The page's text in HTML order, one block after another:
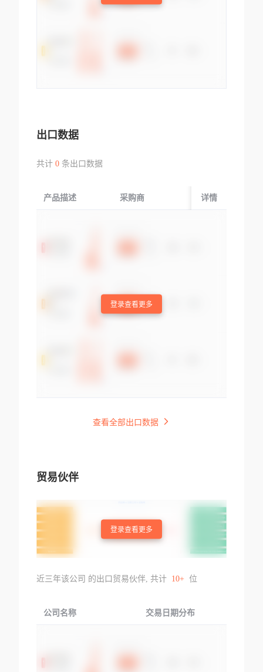
出口数据
共计 0条出口数据
产品描述 采购商 起运国/地区
详情
登录查看更多
查看全部出口数据
贸易伙伴
登录查看更多
近三年该公司 的出口贸易伙伴, 共计 10+ 位
公司名称 交易日期分布